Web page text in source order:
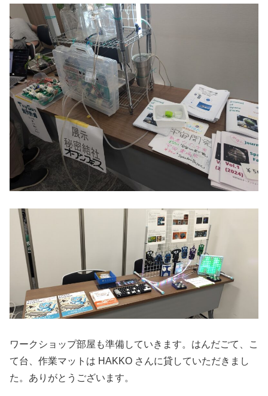
ワークショップ部屋も準備していきます。はんだごて、こ
て台、作業マットは HAKKO さんに貸していただきまし
た。ありがとうございます。